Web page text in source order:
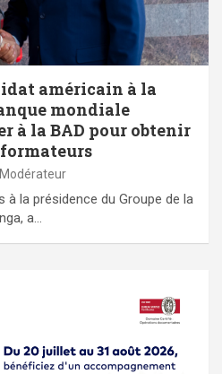
américain à la
mondiale
à la BAD pour obtenir
à la présidence du Groupe de la
a…